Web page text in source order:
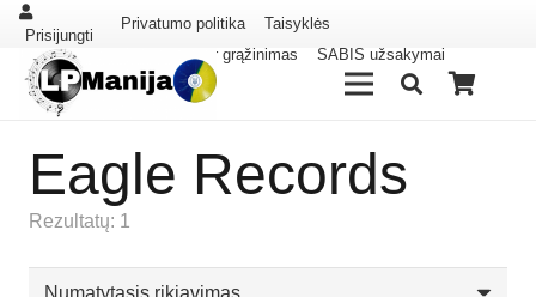
Prisijungti
Privatumo politika
Taisyklės
Pristatymas ir grąžinimas
SABIS užsakymai
Eagle Records
Rezultatų: 1